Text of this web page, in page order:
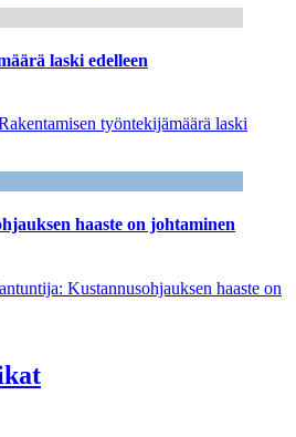
laski edelleen
työntekijämäärä laski
haaste on johtaminen
Kustannusohjauksen haaste on